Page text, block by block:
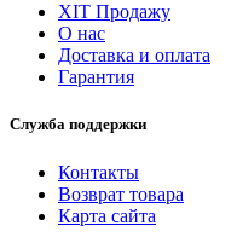
ХІТ Продажу
О нас
Доставка и оплата
Гарантия
Служба поддержки
Контакты
Возврат товара
Карта сайта